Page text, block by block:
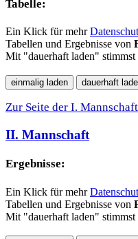
Tabelle:
Ein Klick für mehr
Tabellen und Ergebnisse von
Mit "dauerhaft laden" stimmst
Zur Seite der I. Mannschaft
II. Mannschaft
Ergebnisse:
Ein Klick für mehr
Tabellen und Ergebnisse von
Mit "dauerhaft laden" stimmst